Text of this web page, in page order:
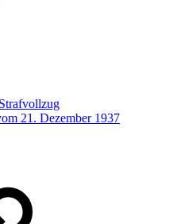
21. Dezember 1937